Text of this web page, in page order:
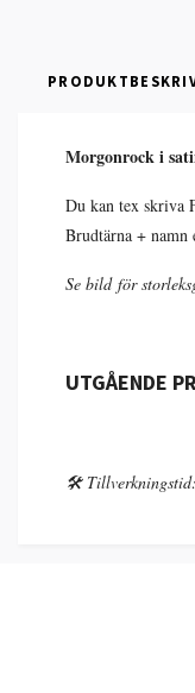
Morgonrock i
Du kan tex skriva
Brudtärna + namn
Se bild för
UTGÅENDE
🛠️